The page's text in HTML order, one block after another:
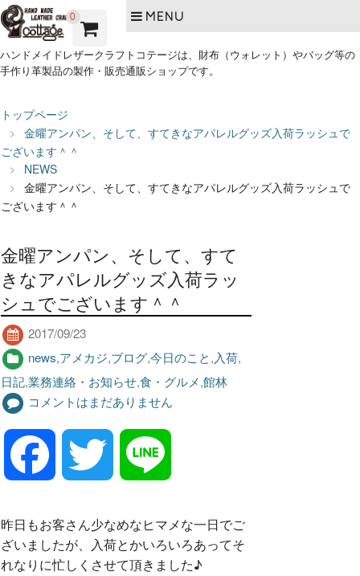
0 MENU
ハンドメイドレザークラフトコテージは、財布（ウォレット）やバッグ等の
手作り革製品の製作・販売通販ショップです。
トップページ
金曜アンパン、そして、すてきなアパレルグッズ入荷ラッシュで
ございます＾＾
NEWS
金曜アンパン、そして、すてきなアパレルグッズ入荷ラッシュで
ございます＾＾
金曜アンパン、そして、すて
きなアパレルグッズ入荷ラッ
シュでございます＾＾
2017/09/23
news,アメカジ,ブログ,今日のこと,入荷,
日記,業務連絡・お知らせ,食・グルメ,館林
コメントはまだありません
c i n
昨日もお客さん少なめなヒマメな一日でご
ざいましたが、入荷とかいろいろあってそ
れなりに忙しくさせて頂きました♪